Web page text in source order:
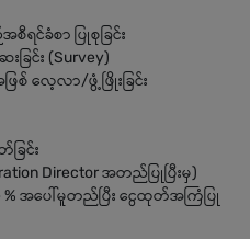
စီရင်ခံစာ ပြုစုခြင်း
ခြင်း (Survey)
ဖြစ် လေ့လာ/ဖွံ့ဖြိုးခြင်း
ြင်း
Director အတည်ပြုပြီးမှ)
% အပေါ်မူတည်ပြီး ငွေထုတ်အကြံပြု